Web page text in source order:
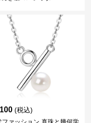
(税込)